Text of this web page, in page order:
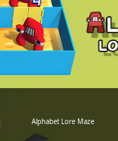
Alphabet Lore Maze